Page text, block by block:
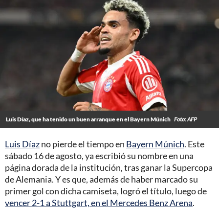
Luis Díaz, que ha tenido un buen arranque en el Bayern Múnich Foto: AFP
Luis Díazno pierde el tiempo en Bayern Múnich. Este
sábado 16 de agosto, ya escribió su nombre en una
página dorada de la institución, tras ganar la Supercopa
de Alemania. Y es que, además de haber marcado su
primer gol con dicha camiseta, logró el título, luego de
vencer 2-1 a Stuttgart, en el Mercedes Benz Arena.